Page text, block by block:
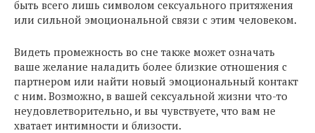
быть всего лишь символом сексуального притяжения
или сильной эмоциональной связи с этим человеком.
Видеть промежность во сне также может означать
ваше желание наладить более близкие отношения с
партнером или найти новый эмоциональный контакт
с ним. Возможно, в вашей сексуальной жизни что-то
неудовлетворительно, и вы чувствуете, что вам не
хватает интимности и близости.